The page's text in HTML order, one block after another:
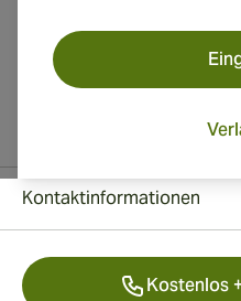
Kontaktinformationen
Kostenlos